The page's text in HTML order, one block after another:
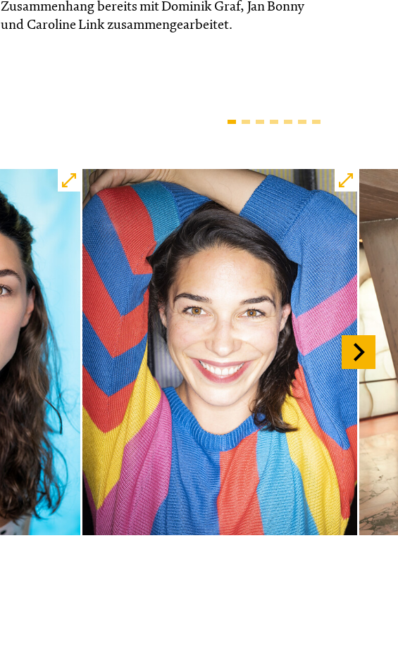
Zusammenhang bereits mit Dominik Graf, Jan Bonny
und Caroline Link zusammengearbeitet.